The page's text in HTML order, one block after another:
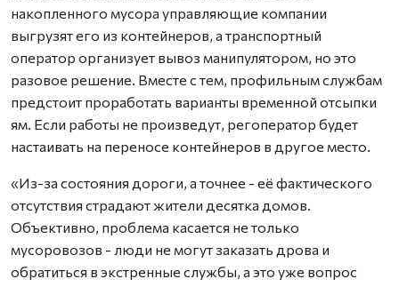
накопленного мусора управляющие компании
выгрузят его из контейнеров, а транспортный
оператор организует вывоз манипулятором, но это
разовое решение. Вместе с тем, профильным службам
предстоит проработать варианты временной отсыпки
ям. Если работы не произведут, регоператор будет
настаивать на переносе контейнеров в другое место.
«Из-за состояния дороги, а точнее - её фактического
отсутствия страдают жители десятка домов.
Объективно, проблема касается не только
мусоровозов - люди не могут заказать дрова и
обратиться в экстренные службы, а это уже вопрос